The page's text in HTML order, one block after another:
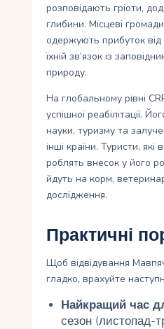
розповідають гріоти,
глибини. Місцеві
одержують прибуток
їхній зв’язок із
природу.
На глобальному рівні
успішної реабілітації.
науки, туризму та
інші країни. Туристи, які
роблять внесок у його
йдуть на корм,
дослідження.
Практичні
Щоб відвідування
гладко, врахуйте
Найкращий час
сезон (листопад-